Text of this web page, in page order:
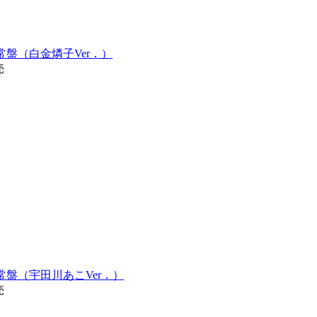
盤（白金燐子Ver．）
盤（宇田川あこVer．）